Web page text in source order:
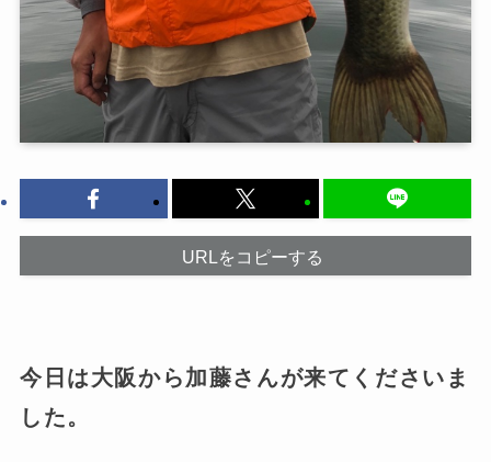
URLをコピーする
今日は大阪から加藤さんが来てくださいま
した。